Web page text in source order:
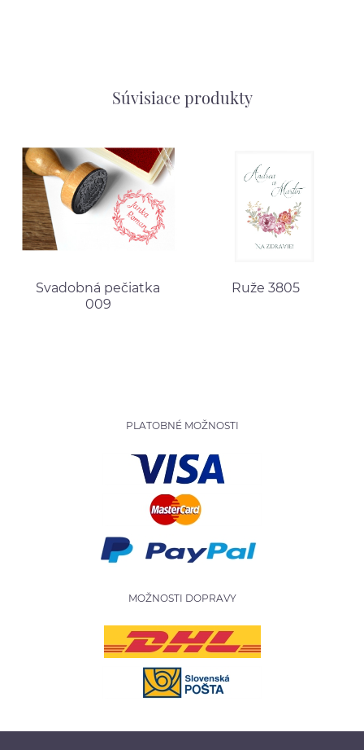
Súvisiace produkty
Svadobná pečiatka
009
Ruže 3805
PLATOBNÉ MOŽNOSTI
MOŽNOSTI DOPRAVY